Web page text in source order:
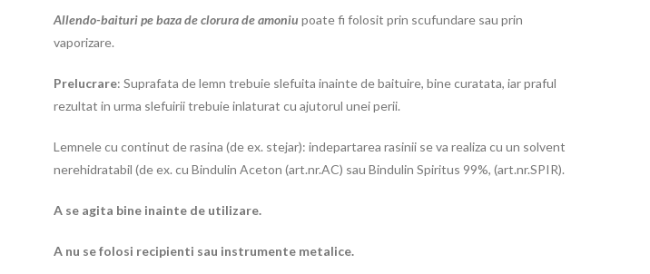
Allendo-baituri pe baza de clorura de amoniu poate fi folosit prin scufundare sau prin
vaporizare.
Prelucrare: Suprafata de lemn trebuie slefuita inainte de baituire, bine curatata, iar praful
rezultat in urma slefuirii trebuie inlaturat cu ajutorul unei perii.
Lemnele cu continut de rasina (de ex. stejar): indepartarea rasinii se va realiza cu un solvent
nerehidratabil (de ex. cu Bindulin Aceton (art.nr.AC) sau Bindulin Spiritus 99%, (art.nr.SPIR).
A se agita bine inainte de utilizare.
A nu se folosi recipienti sau instrumente metalice.